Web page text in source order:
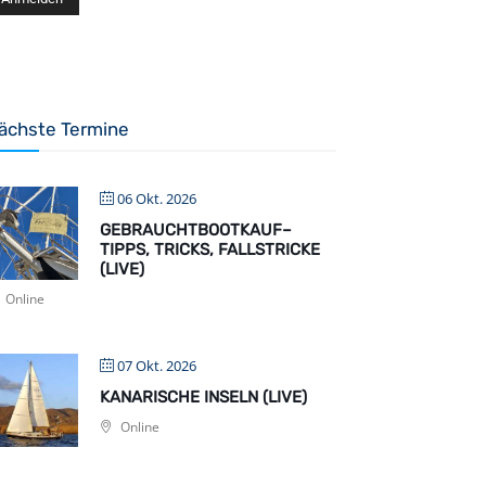
Termine
06 Okt. 2026
GEBRAUCHTBOOTKAUF–
TIPPS, TRICKS, FALLSTRICKE
(LIVE)
Online
07 Okt. 2026
KANARISCHE INSELN (LIVE)
Online